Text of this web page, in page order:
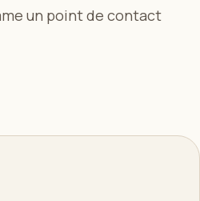
un point de contact